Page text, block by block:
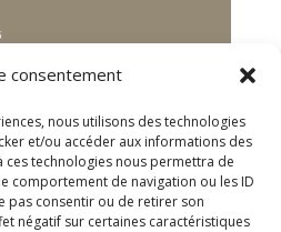
consentement
nous utilisons des technologies
et/ou accéder aux informations des
ces technologies nous permettra de
comportement de navigation ou les ID
pas consentir ou de retirer son
négatif sur certaines caractéristiques